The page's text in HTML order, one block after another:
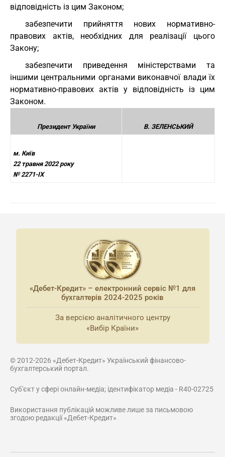
відповідність із цим Законом;
забезпечити прийняття нових нормативно-
правових актів, необхідних для реалізації цього
Закону;
забезпечити приведення міністерствами та
іншими центральними органами виконавчої влади їх
нормативно-правових актів у відповідність із цим
Законом.
Президент України В. ЗЕЛЕНСЬКИЙ
м. Київ
22 травня 2022 року
№ 2271-IX
«Дебет-Кредит» – електронний сервіс №1 для
бухгалтерів 2024-2025 років
За версією аналітичного центру
«Вибір Країни»
© 2012-2026 «Дебет-Кредит» Український фінансово-
бухгалтерський портал.
Суб'єкт у сфері онлайн-медіа; ідентифікатор медіа - R40-02725
Використання публікацій можливе лише за письмовою
згодою редакції «Дебет-Кредит»